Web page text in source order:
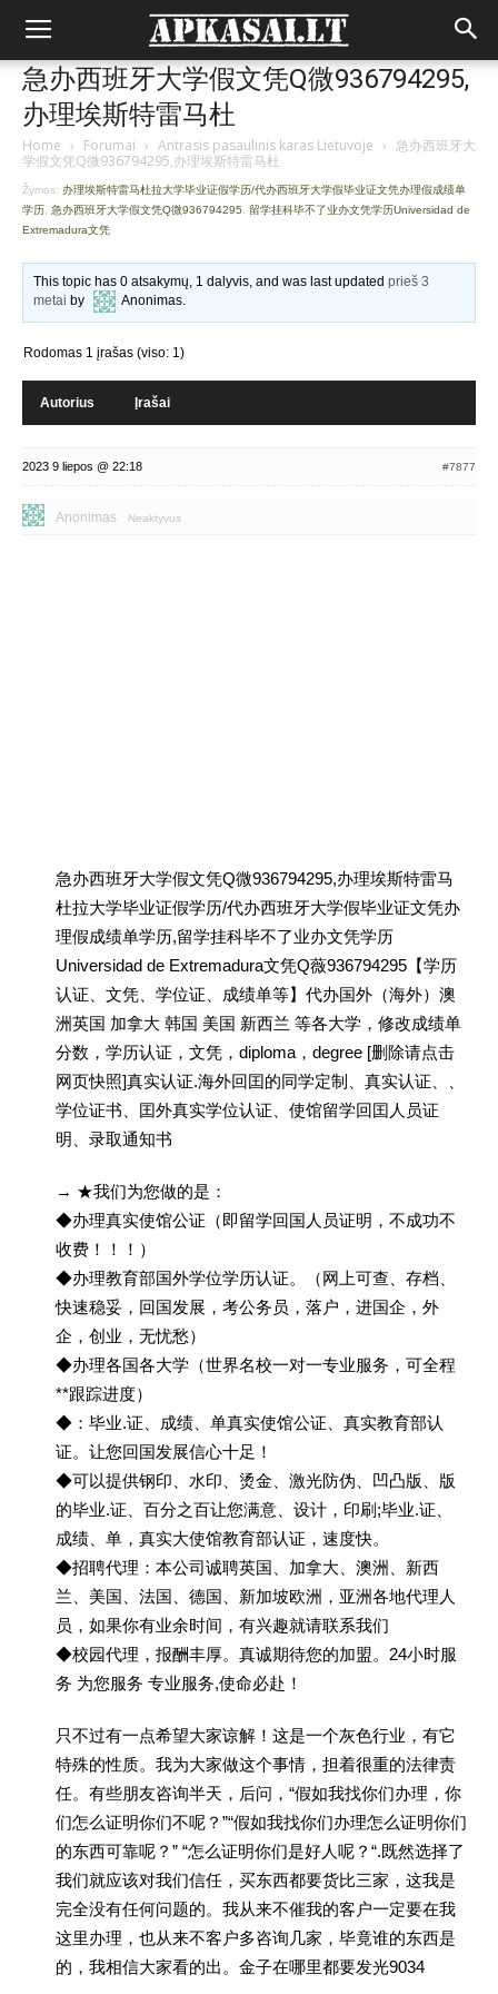
急办西班牙大学假文凭Q微936794295,
办理埃斯特雷马杜
Home › Forumai › Antrasis pasaulinis karas Lietuvoje › 急办西班牙大
学假文凭Q微936794295,办理埃斯特雷马杜
Žymos: 办理埃斯特雷马杜拉大学毕业证假学历/代办西班牙大学假毕业证文凭办理假成绩单
学历 急办西班牙大学假文凭Q微936794295
留学挂科毕不了业办文凭学历Universidad de
Extremadura文凭
This topic has 0 atsakymų, 1 dalyvis, and was last updatedprieš 3
metai by Anonimas.
Rodomas 1 įrašas (viso: 1)
Autorius Įrašai
2023 9 liepos @ 22:18 #7877
Anonimas Neaktyvus
急办西班牙大学假文凭Q微936794295,办理埃斯特雷马
杜拉大学毕业证假学历/代办西班牙大学假毕业证文凭办
理假成绩单学历,留学挂科毕不了业办文凭学历
Universidad de Extremadura文凭Q薇936794295【学历
认证、文凭、学位证、成绩单等】代办国外（海外）澳
洲英国 加拿大 韩国 美国 新西兰 等各大学，修改成绩单
分数，学历认证，文凭，diploma，degree [删除请点击
网页快照]真实认证.海外回囯的同学定制、真实认证、、
学位证书、囯外真实学位认证、使馆留学回囯人员证
明、录取通知书
→ ★我们为您做的是：
◆办理真实使馆公证（即留学回国人员证明，不成功不
收费！！！）
◆办理教育部国外学位学历认证。（网上可查、存档、
快速稳妥，回国发展，考公务员，落户，进国企，外
企，创业，无忧愁）
◆办理各国各大学（世界名校一对一专业服务，可全程
**跟踪进度）
◆：毕业.证、成绩、单真实使馆公证、真实教育部认
证。让您回国发展信心十足！
◆可以提供钢印、水印、烫金、激光防伪、凹凸版、版
的毕业.证、百分之百让您满意、设计，印刷;毕业.证、
成绩、单，真实大使馆教育部认证，速度快。
◆招聘代理：本公司诚聘英国、加拿大、澳洲、新西
兰、美国、法国、德国、新加坡欧洲，亚洲各地代理人
员，如果你有业余时间，有兴趣就请联系我们
◆校园代理，报酬丰厚。真诚期待您的加盟。24小时服
务 为您服务 专业服务,使命必赴！
只不过有一点希望大家谅解！这是一个灰色行业，有它
特殊的性质。我为大家做这个事情，担着很重的法律责
任。有些朋友咨询半天，后问，“假如我找你们办理，你
们怎么证明你们不呢？”“假如我找你们办理怎么证明你们
的东西可靠呢？” “怎么证明你们是好人呢？“.既然选择了
我们就应该对我们信任，买东西都要货比三家，这我是
完全没有任何问题的。我从来不催我的客户一定要在我
这里办理，也从来不客户多咨询几家，毕竟谁的东西是
的，我相信大家看的出。金子在哪里都要发光9034